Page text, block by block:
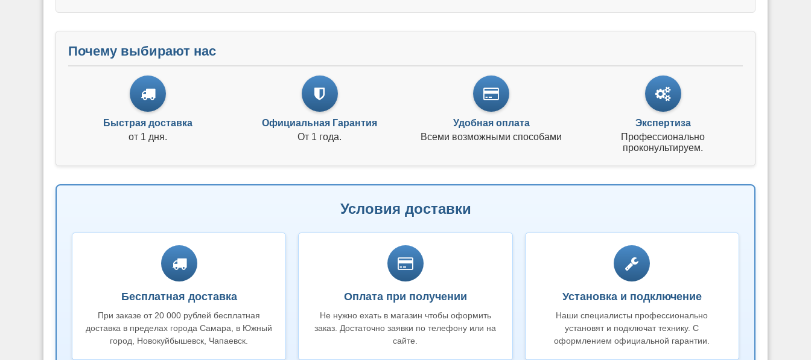
Почему выбирают нас
Быстрая доставка
от 1 дня.
Официальная Гарантия
От 1 года.
Удобная оплата
Всеми возможными способами
Экспертиза
Профессионально
проконультируем.
Условия доставки
Бесплатная доставка
При заказе от 20 000 рублей бесплатная
доставка в пределах города Самара, в Южный
город, Новокуйбышевск, Чапаевск.
Оплата при получении
Не нужно ехать в магазин чтобы оформить
заказ. Достаточно заявки по телефону или на
сайте.
Установка и подключение
Наши специалисты профессионально
установят и подключат технику. С
оформлением официальной гарантии.